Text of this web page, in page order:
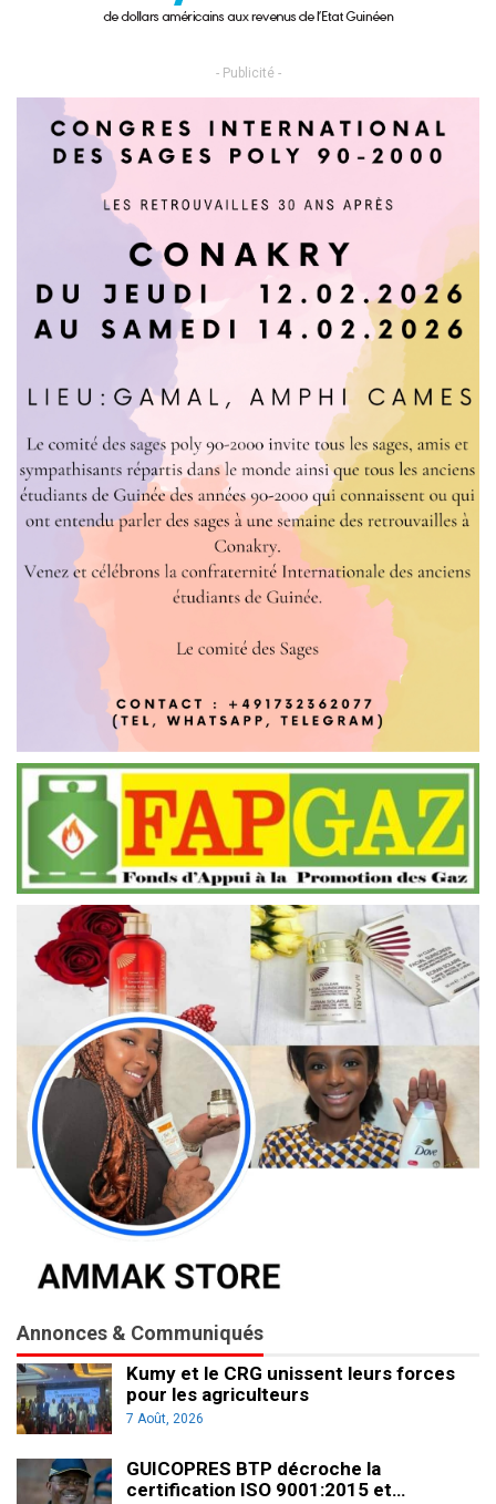
- Publicité -
Annonces & Communiqués
Kumy et le CRG unissent leurs forces
pour les agriculteurs
7 Août, 2026
GUICOPRES BTP décroche la
certification ISO 9001:2015 et…